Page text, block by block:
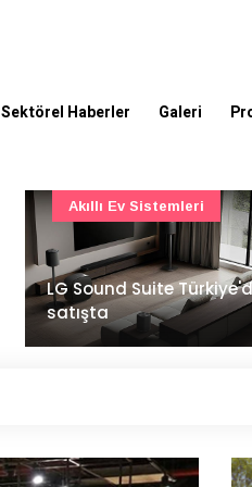
Sektörel Haberler Galeri
İstanbul Havalimanı'nın
ana pistinde sona doğru
Ulaşım